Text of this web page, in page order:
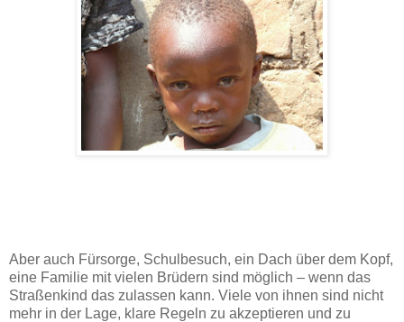
Aber auch Fürsorge, Schulbesuch, ein Dach über dem Kopf,
eine Familie mit vielen Brüdern sind möglich – wenn das
Straßenkind das zulassen kann. Viele von ihnen sind nicht
mehr in der Lage, klare Regeln zu akzeptieren und zu